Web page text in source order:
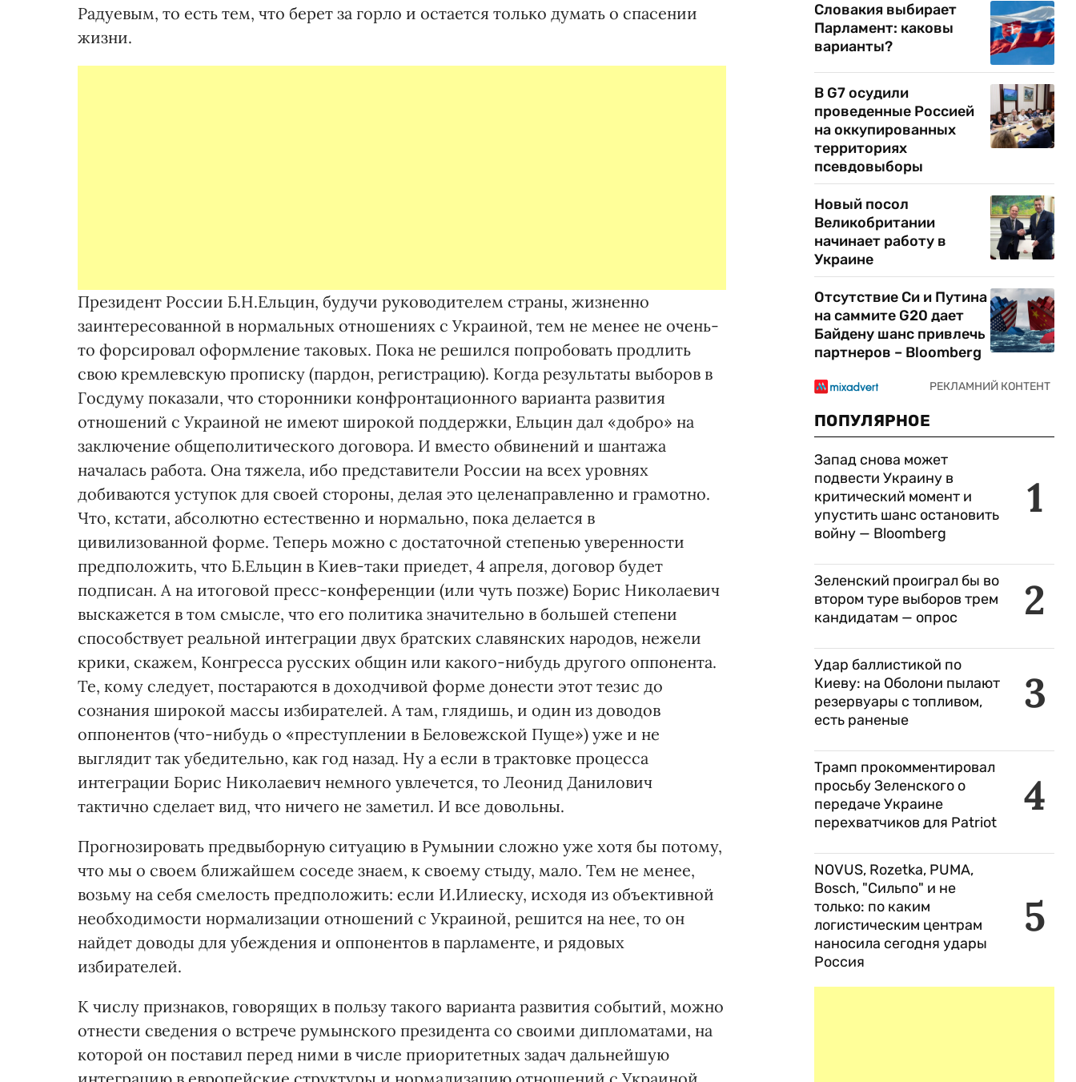
Радуевым, то есть тем, что берет за горло и остается только думать о спасении
жизни.
Президент России Б.Н.Ельцин, будучи руководителем страны, жизненно
заинтересованной в нормальных отношениях с Украиной, тем не менее не очень-
то форсировал оформление таковых. Пока не решился попробовать продлить
свою кремлевскую прописку (пардон, регистрацию). Когда результаты выборов в
Госдуму показали, что сторонники конфронтационного варианта развития
отношений с Украиной не имеют широкой поддержки, Ельцин дал «добро» на
заключение общеполитического договора. И вместо обвинений и шантажа
началась работа. Она тяжела, ибо представители России на всех уровнях
добиваются уступок для своей стороны, делая это целенаправленно и грамотно.
Что, кстати, абсолютно естественно и нормально, пока делается в
цивилизованной форме. Теперь можно с достаточной степенью уверенности
предположить, что Б.Ельцин в Киев-таки приедет, 4 апреля, договор будет
подписан. А на итоговой пресс-конференции (или чуть позже) Борис Николаевич
выскажется в том смысле, что его политика значительно в большей степени
способствует реальной интеграции двух братских славянских народов, нежели
крики, скажем, Конгресса русских общин или какого-нибудь другого оппонента.
Те, кому следует, постараются в доходчивой форме донести этот тезис до
сознания широкой массы избирателей. А там, глядишь, и один из доводов
оппонентов (что-нибудь о «преступлении в Беловежской Пуще») уже и не
выглядит так убедительно, как год назад. Ну а если в трактовке процесса
интеграции Борис Николаевич немного увлечется, то Леонид Данилович
тактично сделает вид, что ничего не заметил. И все довольны.
Прогнозировать предвыборную ситуацию в Румынии сложно уже хотя бы потому,
что мы о своем ближайшем соседе знаем, к своему стыду, мало. Тем не менее,
возьму на себя смелость предположить: если И.Илиеску, исходя из объективной
необходимости нормализации отношений с Украиной, решится на нее, то он
найдет доводы для убеждения и оппонентов в парламенте, и рядовых
избирателей.
К числу признаков, говорящих в пользу такого варианта развития событий, можно
отнести сведения о встрече румынского президента со своими дипломатами, на
которой он поставил перед ними в числе приоритетных задач дальнейшую
Словакия выбирает
Парламент: каковы
варианты?
В G7 осудили
проведенные Россией
на оккупированных
территориях
псевдовыборы
Новый посол
Великобритании
начинает работу в
Украине
Отсутствие Си и Путина
на саммите G20 дает
Байдену шанс привлечь
партнеров – Bloomberg
ПОПУЛЯРНОЕ
1
Запад снова может
подвести Украину в
критический момент и
упустить шанс остановить
войну — Bloomberg
2
Зеленский проиграл бы во
втором туре выборов трем
кандидатам — опрос
3
Удар баллистикой по
Киеву: на Оболони пылают
резервуары с топливом,
есть раненые
4
Трамп прокомментировал
просьбу Зеленского о
передаче Украине
перехватчиков для Patriot
5
NOVUS, Rozetka, PUMA,
Bosch, "Сильпо" и не
только: по каким
логистическим центрам
наносила сегодня удары
Россия